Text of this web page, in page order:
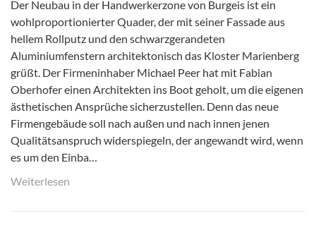
Der Neubau in der Handwerkerzone von Burgeis ist ein
wohlproportionierter Quader, der mit seiner Fassade aus
hellem Rollputz und den schwarzgerandeten
Aluminiumfenstern architektonisch das Kloster Marienberg
grüßt. Der Firmeninhaber Michael Peer hat mit Fabian
Oberhofer einen Architekten ins Boot geholt, um die eigenen
ästhetischen Ansprüche sicherzustellen. Denn das neue
Firmengebäude soll nach außen und nach innen jenen
Qualitätsanspruch widerspiegeln, der angewandt wird, wenn
es um den Einba…
Weiterlesen